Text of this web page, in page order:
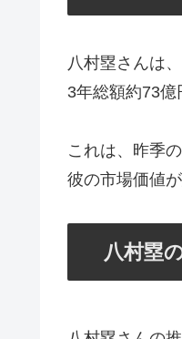
八村塁さんは
3年総額約73億
これは、昨季
彼の市場価値
八村塁